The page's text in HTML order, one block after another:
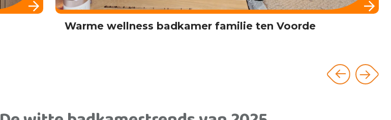
Lichte marmerlook badkamer familie Kwakman